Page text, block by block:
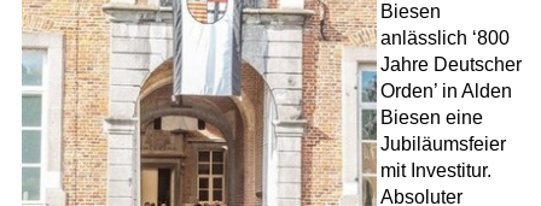
Biesen
anlässlich ‘800
Jahre Deutscher
Orden’ in Alden
Biesen eine
Jubiläumsfeier
mit Investitur.
Absoluter